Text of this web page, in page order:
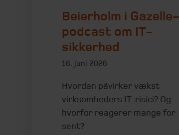
Beierholm i Gazelle-
podcast om IT-
sikkerhed
16. juni 2026
Hvordan påvirker vækst
virksomheders IT-risici? Og
hvorfor reagerer mange for
sent?